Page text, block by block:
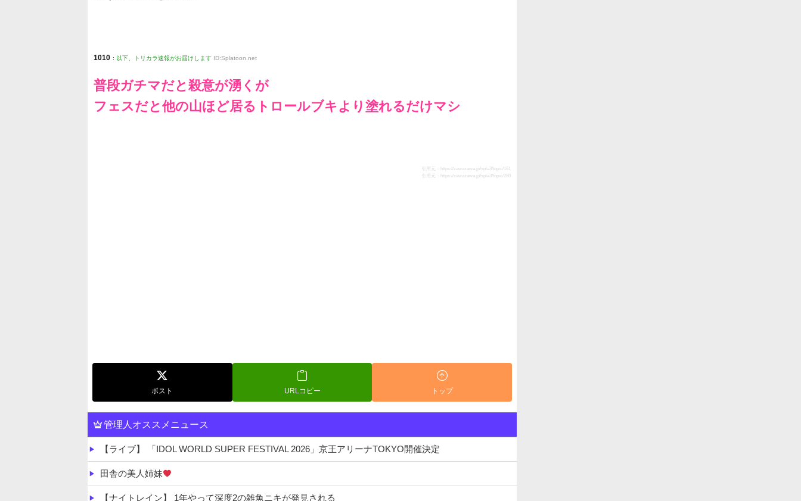
1010 : 以下、トリカラ速報がお届けします ID:Splatoon.net
普段ガチマだと殺意が湧くが
フェスだと他の山ほど居るトロールブキより塗れるだけマシ
引用元：
https://zawazawa.jp/spla3/topic/161
引用元：
https://zawazawa.jp/spla3/topic/280
ポスト URLコピー トップ
管理人オススメニュース
【ライブ】 「IDOL WORLD SUPER FESTIVAL 2026」京王アリーナTOKYO開催決定
田舎の美人姉妹
【ナイトレイン】 1年やって深度2の雑魚ニキが発見される